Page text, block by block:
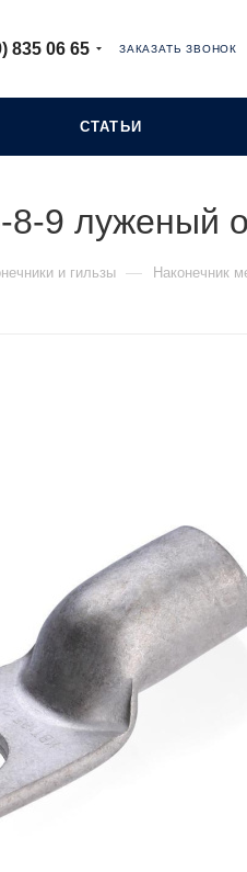
835 06 65 ЗАКАЗАТЬ ЗВОНОК
СТАТЬИ
9 луженый
и гильзы — Наконечник